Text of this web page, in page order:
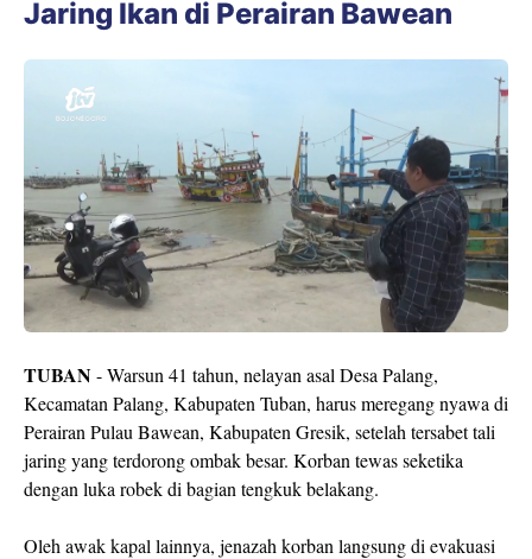
Jaring Ikan di Perairan Bawean
TUBAN- Warsun 41 tahun, nelayan asal Desa Palang,
Kecamatan Palang, Kabupaten Tuban, harus meregang nyawa di
Perairan Pulau Bawean, Kabupaten Gresik, setelah tersabet tali
jaring yang terdorong ombak besar. Korban tewas seketika
dengan luka robek di bagian tengkuk belakang.
Oleh awak kapal lainnya, jenazah korban langsung di evakuasi